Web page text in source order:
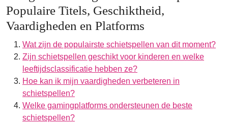
Populaire Titels, Geschiktheid,
Vaardigheden en Platforms
Wat zijn de populairste schietspellen van dit moment?
Zijn schietspellen geschikt voor kinderen en welke
leeftijdsclassificatie hebben ze?
Hoe kan ik mijn vaardigheden verbeteren in
schietspellen?
Welke gamingplatforms ondersteunen de beste
schietspellen?